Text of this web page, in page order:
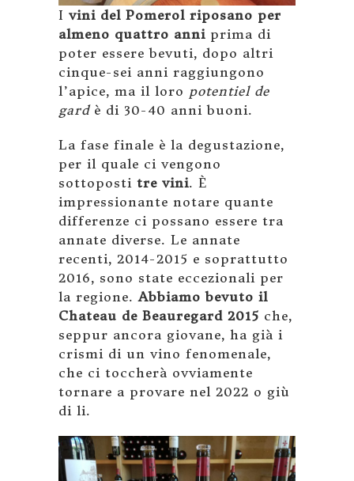
I vini del Pomerol riposano per
almeno quattro anni prima di
poter essere bevuti, dopo altri
cinque-sei anni raggiungono
l’apice, ma il loro potentiel de
gardè di 30-40 anni buoni.
La fase finale è la degustazione,
per il quale ci vengono
sottoposti tre vini. È
impressionante notare quante
differenze ci possano essere tra
annate diverse. Le annate
recenti, 2014-2015 e soprattutto
2016, sono state eccezionali per
la regione. Abbiamo bevuto il
Chateau de Beauregard 2015 che,
seppur ancora giovane, ha già i
crismi di un vino fenomenale,
che ci toccherà ovviamente
tornare a provare nel 2022 o giù
di li.